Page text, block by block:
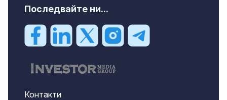
Последвайте ни...
Контакти